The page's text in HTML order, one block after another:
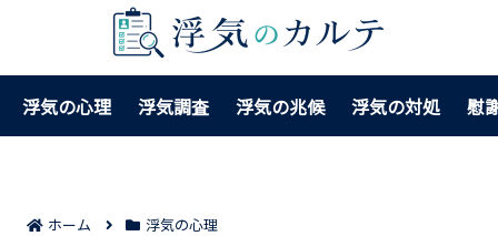
浮気の心理 浮気調査 浮気の兆候 浮気の対処 慰
ホーム 浮気の心理